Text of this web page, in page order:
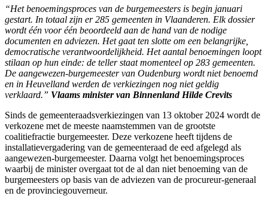
“Het benoemingsproces van de burgemeesters is begin januari
gestart. In totaal zijn er 285 gemeenten in Vlaanderen. Elk dossier
wordt één voor één beoordeeld aan de hand van de nodige
documenten en adviezen. Het gaat ten slotte om een belangrijke,
democratische verantwoordelijkheid. Het aantal benoemingen loopt
stilaan op hun einde: de teller staat momenteel op 283 gemeenten.
De aangewezen-burgemeester van Oudenburg wordt niet benoemd
en in Heuvelland werden de verkiezingen nog niet geldig
verklaard.” Vlaams minister van Binnenland Hilde Crevits
Sinds de gemeenteraadsverkiezingen van 13 oktober 2024 wordt de
verkozene met de meeste naamstemmen van de grootste
coalitiefractie burgemeester. Deze verkozene heeft tijdens de
installatievergadering van de gemeenteraad de eed afgelegd als
aangewezen-burgemeester. Daarna volgt het benoemingsproces
waarbij de minister overgaat tot de al dan niet benoeming van de
burgemeesters op basis van de adviezen van de procureur-generaal
en de provinciegouverneur.